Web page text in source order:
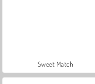
Sweet Match